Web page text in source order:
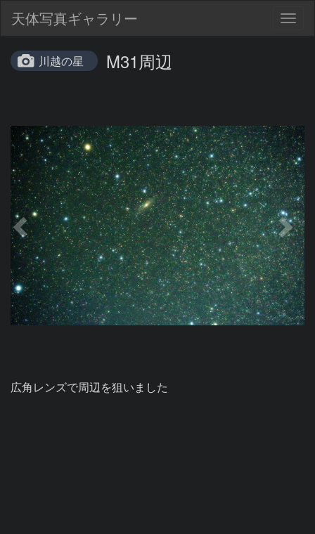
天体写真ギャラリー
川越の星 M31周辺
広角レンズで周辺を狙いました